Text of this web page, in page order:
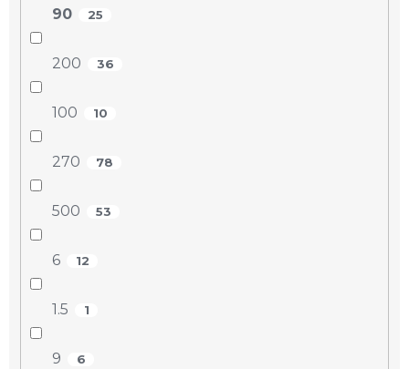
90 25
200 36
100 10
270 78
500 53
6 12
1.5 1
9 6